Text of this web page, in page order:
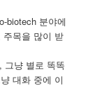
biotech 분야에
목을 많이 받
그냥 별로 똑똑
대화 중에 이